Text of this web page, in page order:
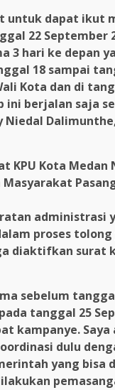
untuk dapat ikut
22
3 hari ke depan
18 sampai
Kota dan di
ini berjalan saja
Kota Medan
proses
diaktifkan surat
sebelum
tanggal 25
kampanye.
dulu
yang bisa